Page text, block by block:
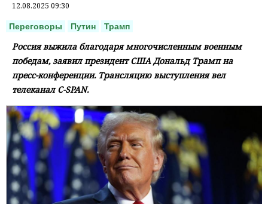
12.08.2025 09:30
Переговоры Путин Трамп
Россия выжила благодаря многочисленным военным
победам, заявил президент США Дональд Трамп на
пресс-конференции. Трансляцию выступления вел
телеканал C-SPAN.